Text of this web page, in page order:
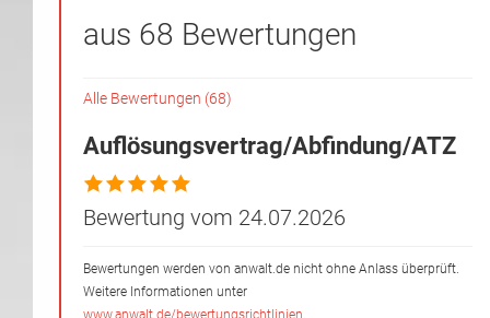
aus 68 Bewertungen
Alle Bewertungen (68)
Auflösungsvertrag/Abfindung/ATZ
Bewertung vom 24.07.2026
Bewertungen werden von anwalt.de nicht ohne Anlass überprüft.
Weitere Informationen unter
www.anwalt.de/bewertungsrichtlinien.